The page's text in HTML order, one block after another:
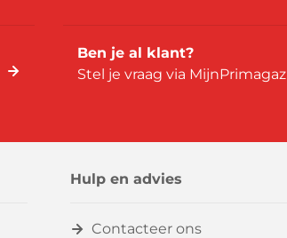
Ben je al klant?
Stel je vraag via MijnPrimagaz
Hulp en advies
Contacteer ons